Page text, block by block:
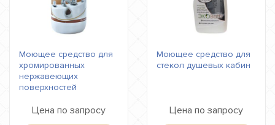
Моющее средство для
хромированных
нержавеющих
поверхностей
Цена по запросу
Моющее средство для
стекол душевых кабин
Цена по запросу